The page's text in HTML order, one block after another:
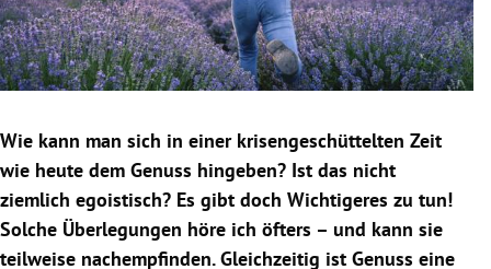
Untermenü
Untermenü
Untermenü
Wie kann man sich in einer krisengeschüttelten Zeit
wie heute dem Genuss hingeben? Ist das nicht
ziemlich egoistisch? Es gibt doch Wichtigeres zu tun!
Solche Überlegungen höre ich öfters – und kann sie
teilweise nachempfinden. Gleichzeitig ist Genuss eine